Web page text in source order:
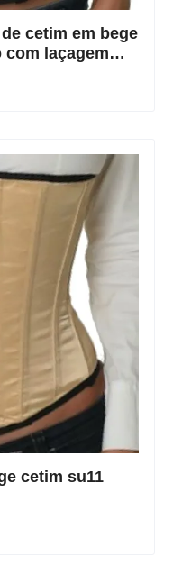
cetim em bege
com laçagem
cetim su11